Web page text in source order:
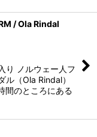
/ Ola Rindal
ノルウェー人フ
ル（Ola Rindal）
間のところにある